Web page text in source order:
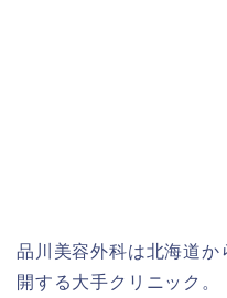
品川美容外科は北海道か
開する大手クリニック。